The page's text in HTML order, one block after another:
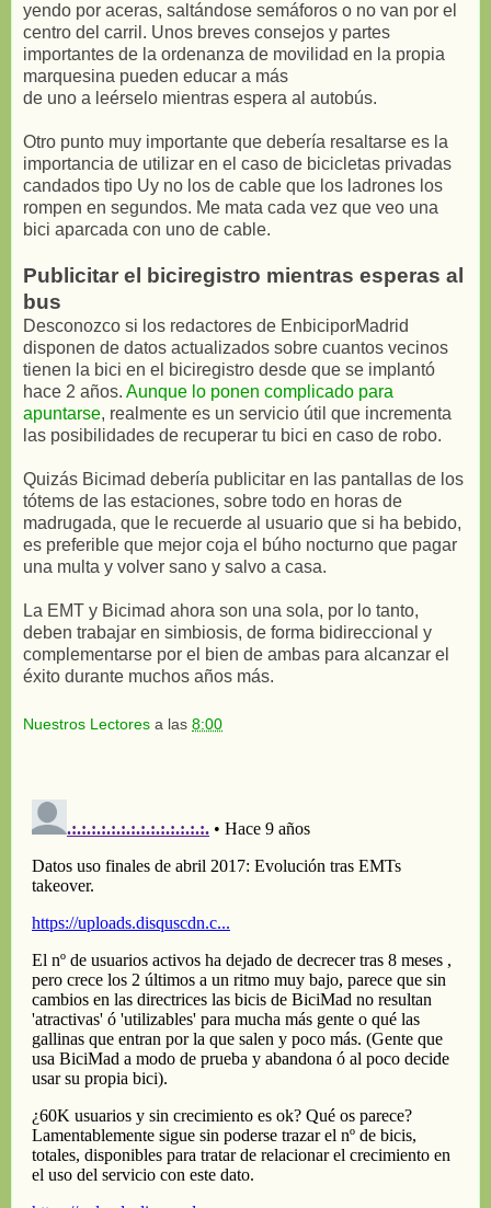
yendo por aceras, saltándose semáforos o no van por el
centro del carril. Unos breves consejos y partes
importantes de la ordenanza de movilidad en la propia
marquesina pueden educar a más
de uno a leérselo mientras espera al autobús.
Otro punto muy importante que debería resaltarse es la
importancia de utilizar en el caso de bicicletas privadas
candados tipo Uy no los de cable que los ladrones los
rompen en segundos. Me mata cada vez que veo una
bici aparcada con uno de cable.
Publicitar el biciregistro mientras esperas al
bus
Desconozco si los redactores de EnbiciporMadrid
disponen de datos actualizados sobre cuantos vecinos
tienen la bici en el biciregistro desde que se implantó
hace 2 años. Aunque lo ponen complicado para
apuntarse, realmente es un servicio útil que incrementa
las posibilidades de recuperar tu bici en caso de robo.
Quizás Bicimad debería publicitar en las pantallas de los
tótems de las estaciones, sobre todo en horas de
madrugada, que le recuerde al usuario que si ha bebido,
es preferible que mejor coja el búho nocturno que pagar
una multa y volver sano y salvo a casa.
La EMT y Bicimad ahora son una sola, por lo tanto,
deben trabajar en simbiosis, de forma bidireccional y
complementarse por el bien de ambas para alcanzar el
éxito durante muchos años más.
Nuestros Lectores a las 8:00